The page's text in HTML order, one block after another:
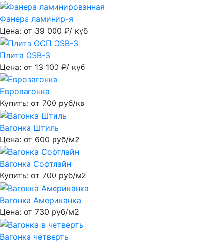
Фанера ламинир-я
Цена: от 39 000 ₽/ куб
Плита OSB-3
Цена: от 13 100 ₽/ куб
Евровагонка
Купить: от 700 руб/кв
Вагонка Штиль
Цена: от 600 руб/м2
Вагонка Софтлайн
Купить: от 700 руб/м2
Вагонка Американка
Цена: от 730 руб/м2
Вагонка четверть